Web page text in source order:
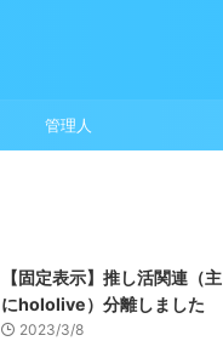
管理人
【固定表示】推し活関連（主
にhololive）分離しました
2023/3/8